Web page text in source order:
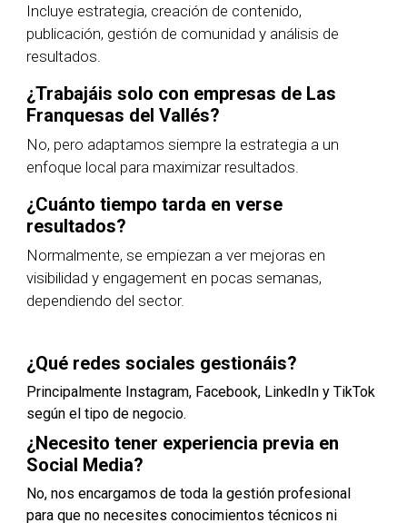
Incluye estrategia, creación de contenido,
publicación, gestión de comunidad y análisis de
resultados.
¿Trabajáis solo con empresas de Las
Franquesas del Vallés?
No, pero adaptamos siempre la estrategia a un
enfoque local para maximizar resultados.
¿Cuánto tiempo tarda en verse
resultados?
Normalmente, se empiezan a ver mejoras en
visibilidad y engagement en pocas semanas,
dependiendo del sector.
¿Qué redes sociales gestionáis?
Principalmente Instagram, Facebook, LinkedIn y TikTok
según el tipo de negocio.
¿Necesito tener experiencia previa en
Social Media?
No, nos encargamos de toda la gestión profesional
para que no necesites conocimientos técnicos ni